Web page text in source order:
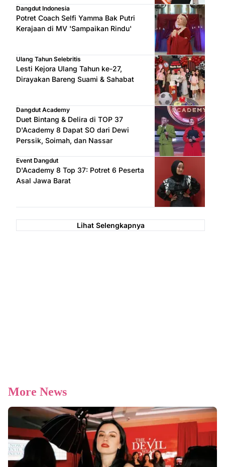
Dangdut Indonesia
Potret Coach Selfi Yamma Bak Putri
Kerajaan di MV 'Sampaikan Rindu'
Ulang Tahun Selebritis
Lesti Kejora Ulang Tahun ke-27,
Dirayakan Bareng Suami & Sahabat
Dangdut Academy
Duet Bintang & Delira di TOP 37
D'Academy 8 Dapat SO dari Dewi
Perssik, Soimah, dan Nassar
Event Dangdut
D'Academy 8 Top 37: Potret 6 Peserta
Asal Jawa Barat
Lihat Selengkapnya
More News